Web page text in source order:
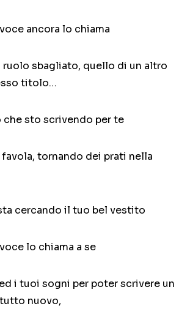
ancora lo chiama
ruolo sbagliato, quello di un altro
titolo…
che sto scrivendo per te
tornando dei prati nella
cercando il tuo bel vestito
lo chiama a se
i tuoi sogni per poter scrivere un
nuovo,